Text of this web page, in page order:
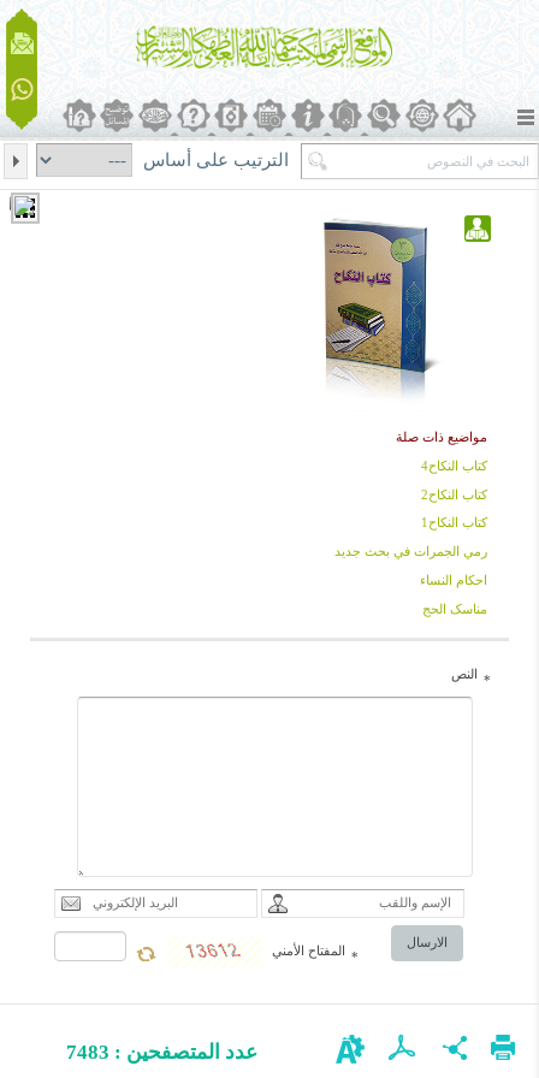
الترتيب على أساس
مواضيع ذات صلة
كتاب النكاح4
كتاب النكاح2
كتاب النكاح1
رمي الجمرات في بحث جديد
احكام النساء
مناسک الحج
* النص
الارسال
*
المفتاح الأمني
عدد المتصفحين : 7483